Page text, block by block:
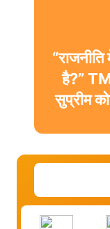
है?”
सुप्रीम